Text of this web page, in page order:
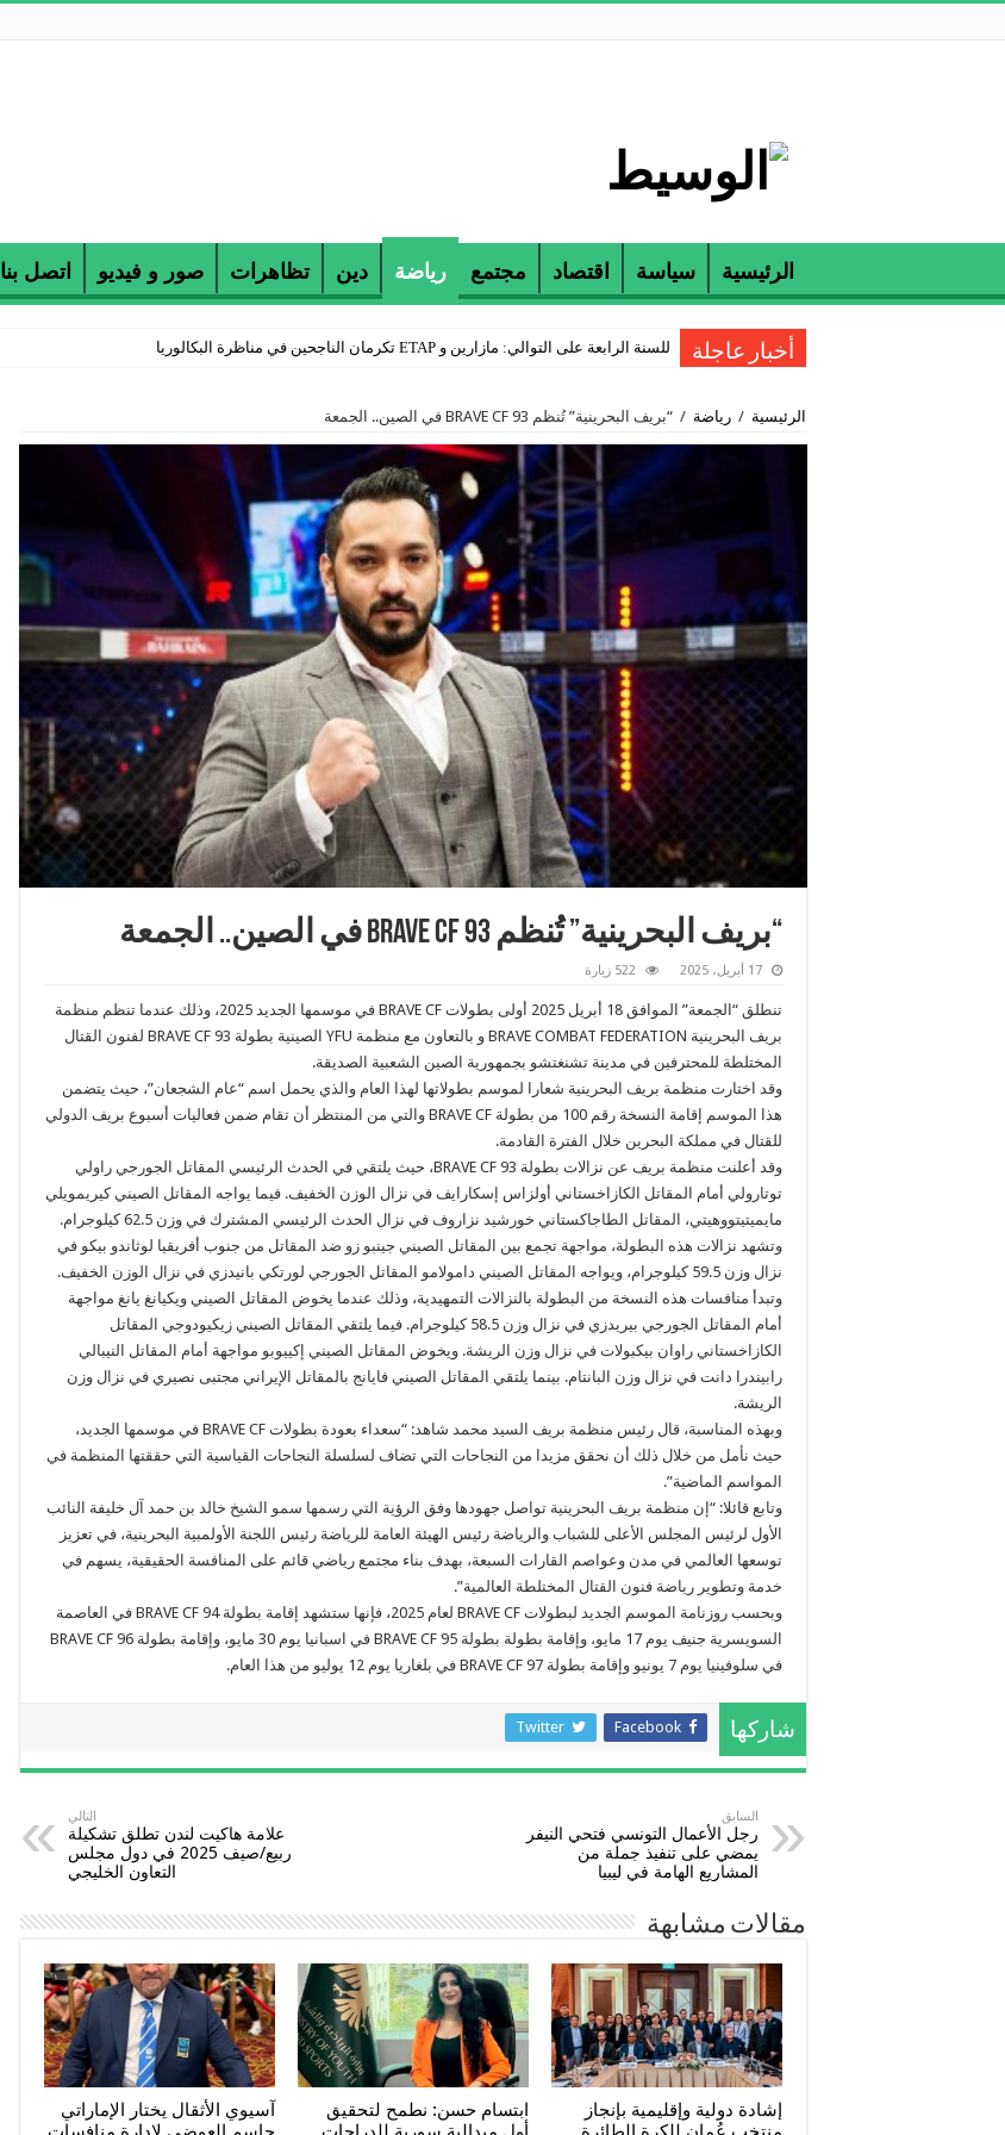
الرئيسية سياسة اقتصاد مجتمع رياضة دين تظاهرات صور و فيديو اتصل بنا
أخبار عاجلة للسنة الرابعة على التوالي: مازارين و ETAP تكرمان الناجحين في مناظرة البكالوريا
الرئيسية / رياضة / “بريف البحرينية” تُنظم BRAVE CF 93 في الصين.. الجمعة
“بريف البحرينية” تُنظم BRAVE CF 93 في الصين.. الجمعة
17 أبريل، 2025 522 زيارة
تنطلق “الجمعة” الموافق 18 أبريل 2025 أولى بطولات BRAVE CF في موسمها الجديد 2025، وذلك عندما تنظم منظمة
بريف البحرينية BRAVE COMBAT FEDERATION و بالتعاون مع منظمة YFU الصينية بطولة BRAVE CF 93 لفنون القتال
المختلطة للمحترفين في مدينة تشنغتشو بجمهورية الصين الشعبية الصديقة.
وقد اختارت منظمة بريف البحرينية شعارا لموسم بطولاتها لهذا العام والذي يحمل اسم “عام الشجعان”، حيث يتضمن
هذا الموسم إقامة النسخة رقم 100 من بطولة BRAVE CF والتي من المنتظر أن تقام ضمن فعاليات أسبوع بريف الدولي
للقتال في مملكة البحرين خلال الفترة القادمة.
وقد أعلنت منظمة بريف عن نزالات بطولة BRAVE CF 93، حيث يلتقي في الحدث الرئيسي المقاتل الجورجي راولي
توتارولي أمام المقاتل الكازاخستاني أولزاس إسكارايف في نزال الوزن الخفيف. فيما يواجه المقاتل الصيني كيريمويلي
مايميتيتووهيتي، المقاتل الطاجاكستاني خورشيد نزاروف في نزال الحدث الرئيسي المشترك في وزن 62.5 كيلوجرام.
وتشهد نزالات هذه البطولة، مواجهة تجمع بين المقاتل الصيني جينبو زو ضد المقاتل من جنوب أفريقيا لوثاندو بيكو في
نزال وزن 59.5 كيلوجرام، ويواجه المقاتل الصيني دامولامو المقاتل الجورجي لورتكي بانيدزي في نزال الوزن الخفيف.
وتبدأ منافسات هذه النسخة من البطولة بالنزالات التمهيدية، وذلك عندما يخوض المقاتل الصيني ويكيانغ يانغ مواجهة
أمام المقاتل الجورجي بيريدزي في نزال وزن 58.5 كيلوجرام. فيما يلتقي المقاتل الصيني زيكيودوجي المقاتل
الكازاخستاني راوان بيكبولات في نزال وزن الريشة. ويخوض المقاتل الصيني إكييوبو مواجهة أمام المقاتل النيبالي
رابيندرا دانت في نزال وزن البانتام. بينما يلتقي المقاتل الصيني فايانج بالمقاتل الإيراني مجتبى نصيري في نزال وزن
الريشة.
وبهذه المناسبة، قال رئيس منظمة بريف السيد محمد شاهد: “سعداء بعودة بطولات BRAVE CF في موسمها الجديد،
حيث نأمل من خلال ذلك أن نحقق مزيدا من النجاحات التي تضاف لسلسلة النجاحات القياسية التي حققتها المنظمة في
المواسم الماضية”.
وتابع قائلا: “إن منظمة بريف البحرينية تواصل جهودها وفق الرؤية التي رسمها سمو الشيخ خالد بن حمد آل خليفة النائب
الأول لرئيس المجلس الأعلى للشباب والرياضة رئيس الهيئة العامة للرياضة رئيس اللجنة الأولمبية البحرينية، في تعزيز
توسعها العالمي في مدن وعواصم القارات السبعة، بهدف بناء مجتمع رياضي قائم على المنافسة الحقيقية، يسهم في
خدمة وتطوير رياضة فنون القتال المختلطة العالمية”.
وبحسب روزنامة الموسم الجديد لبطولات BRAVE CF لعام 2025، فإنها ستشهد إقامة بطولة BRAVE CF 94 في العاصمة
السويسرية جنيف يوم 17 مايو، وإقامة بطولة بطولة BRAVE CF 95 في اسبانيا يوم 30 مايو، وإقامة بطولة BRAVE CF 96
في سلوفينيا يوم 7 يونيو وإقامة بطولة BRAVE CF 97 في بلغاريا يوم 12 يوليو من هذا العام.
شاركها Facebook
Twitter
السابق
رجل الأعمال التونسي فتحي النيفر
يمضي على تنفيذ جملة من
المشاريع الهامة في ليبيا
التالي
علامة هاكيت لندن تطلق تشكيلة
ربيع/صيف 2025 في دول مجلس
التعاون الخليجي
مقالات مشابهة
إشادة دولية وإقليمية بإنجاز
ابتسام حسن: نطمح لتحقيق
آسيوي الأثقال يختار الإماراتي